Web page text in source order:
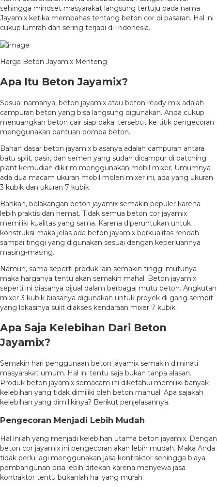
sehingga mindset masyarakat langsung tertuju pada nama
Jayamix ketika membahas tentang beton cor di pasaran. Hal ini
cukup lumrah dan sering terjadi di Indonesia.
Harga Beton Jayamix Menteng
Apa Itu Beton Jayamix?
Sesuai namanya, beton jayamix atau beton ready mix adalah
campuran beton yang bisa langsung digunakan. Anda cukup
menuangkan beton cair siap pakai tersebut ke titik pengecoran
menggunakan bantuan pompa beton.
Bahan dasar beton jayamix biasanya adalah campuran antara
batu split, pasir, dan semen yang sudah dicampur di batching
plant kemudian dikirim menggunakan mobil mixer. Umumnya
ada dua macam ukuran mobil molen mixer ini, ada yang ukuran
3 kubik dan ukuran 7 kubik.
Bahkan, belakangan beton jayamix semakin populer karena
lebih praktis dan hemat. Tidak semua beton cor jayamix
memiliki kualitas yang sama. Karena diperuntukan untuk
konstruksi maka jelas ada beton jayamix berkualitas rendah
sampai tinggi yang digunakan sesuai dengan keperluannya
masing-masing.
Namun, sama seperti produk lain semakin tinggi mutunya
maka harganya tentu akan semakin mahal. Beton jayamix
seperti ini biasanya dijual dalam berbagai mutu beton. Angkutan
mixer 3 kubik biasanya digunakan untuk proyek di gang sempit
yang lokasinya sulit diakses kendaraan mixer 7 kubik.
Apa Saja Kelebihan Dari Beton
Jayamix?
Semakin hari penggunaan beton jayamix semakin diminati
masyarakat umum. Hal ini tentu saja bukan tanpa alasan.
Produk beton jayamix semacam ini diketahui memiliki banyak
kelebihan yang tidak dimiliki oleh beton manual. Apa sajakah
kelebihan yang dimilikinya? Berikut penjelasannya.
Pengecoran Menjadi Lebih Mudah
Hal inilah yang menjadi kelebihan utama beton jayamix. Dengan
beton cor jayamix ini pengecoran akan lebih mudah. Maka Anda
tidak perlu lagi menggunakan jasa kontraktor sehingga biaya
pembangunan bisa lebih ditekan karena menyewa jasa
kontraktor tentu bukanlah hal yang murah.